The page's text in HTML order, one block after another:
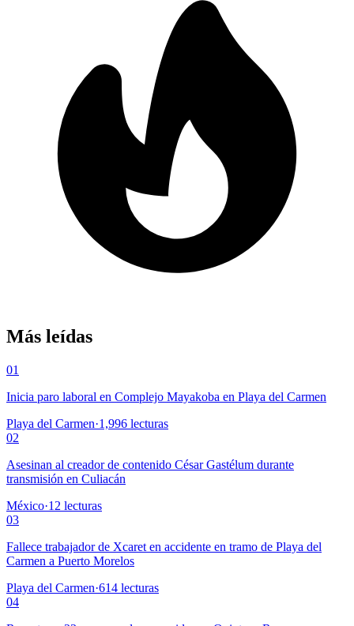
Más leídas
01
Inicia paro laboral en Complejo Mayakoba en Playa del Carmen
Playa del Carmen·1,996 lecturas
02
Asesinan al creador de contenido César Gastélum durante
transmisión en Culiacán
México·12 lecturas
03
Fallece trabajador de Xcaret en accidente en tramo de Playa del
Carmen a Puerto Morelos
Playa del Carmen·614 lecturas
04